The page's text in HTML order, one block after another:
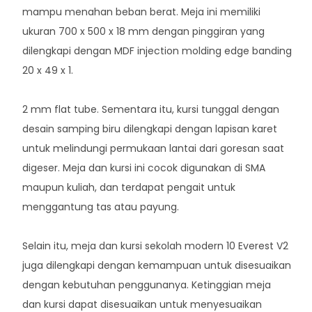
mampu menahan beban berat. Meja ini memiliki
ukuran 700 x 500 x 18 mm dengan pinggiran yang
dilengkapi dengan MDF injection molding edge banding
20 x 49 x 1.
2 mm flat tube. Sementara itu, kursi tunggal dengan
desain samping biru dilengkapi dengan lapisan karet
untuk melindungi permukaan lantai dari goresan saat
digeser. Meja dan kursi ini cocok digunakan di SMA
maupun kuliah, dan terdapat pengait untuk
menggantung tas atau payung.
Selain itu, meja dan kursi sekolah modern 10 Everest V2
juga dilengkapi dengan kemampuan untuk disesuaikan
dengan kebutuhan penggunanya. Ketinggian meja
dan kursi dapat disesuaikan untuk menyesuaikan